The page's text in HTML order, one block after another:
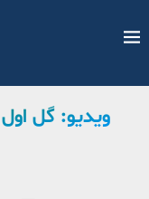
ویدیو: گل اول